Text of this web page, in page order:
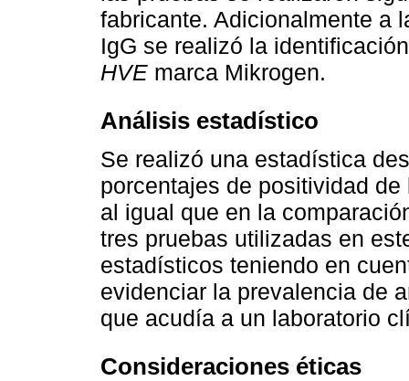
fabricante. Adicionalmente a
IgG se realizó la
HVE marca Mikrogen.
Análisis estadístico
Se realizó una estadística
porcentajes de positividad
al igual que en la
tres pruebas utilizadas en
estadísticos teniendo en
evidenciar la prevalencia de
que acudía a un laboratorio
Consideraciones éticas